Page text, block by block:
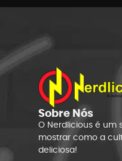
Sobre Nós
O Nerdlicious é
mostrar como a
deliciosa!